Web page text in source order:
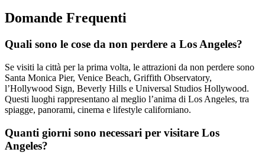
Domande Frequenti
Quali sono le cose da non perdere a Los Angeles?
Se visiti la città per la prima volta, le attrazioni da non perdere sono
Santa Monica Pier, Venice Beach, Griffith Observatory,
l’Hollywood Sign, Beverly Hills e Universal Studios Hollywood.
Questi luoghi rappresentano al meglio l’anima di Los Angeles, tra
spiagge, panorami, cinema e lifestyle californiano.
Quanti giorni sono necessari per visitare Los
Angeles?